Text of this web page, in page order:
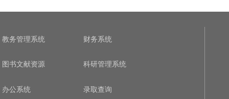
教务管理系统 财务系统
图书文献资源 科研管理系统
办公系统 录取查询